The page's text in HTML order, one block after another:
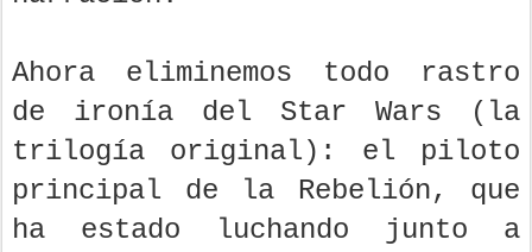
Ahora eliminemos todo rastro
de ironía del Star Wars (la
trilogía original): el piloto
principal de la Rebelión, que
ha estado luchando junto a